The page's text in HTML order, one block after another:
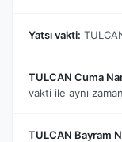
Yatsı vakti:
TULCAN Cuma
vakti ile aynı
TULCAN Bayram